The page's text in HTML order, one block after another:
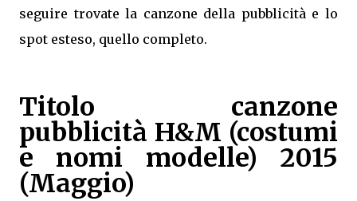
seguire trovate la canzone della pubblicità e lo
spot esteso, quello completo.
Titolo canzone
pubblicità H&M (costumi
e nomi modelle) 2015
(Maggio)